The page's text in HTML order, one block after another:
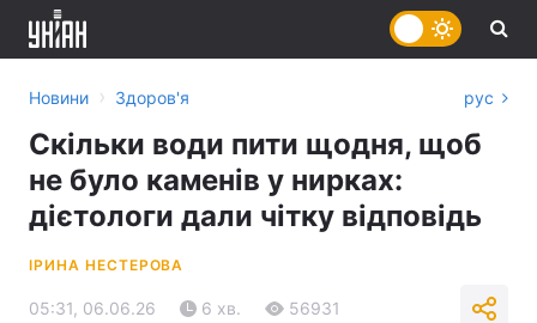
Новини › Здоров'я рус
Скільки води пити щодня, щоб
не було каменів у нирках:
дієтологи дали чітку відповідь
ІРИНА НЕСТЕРОВА
05:31, 06.06.26 6 хв. 56931